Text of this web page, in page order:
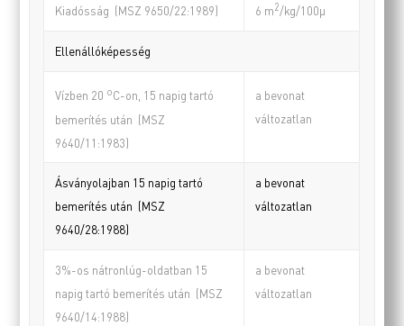
Kiadósság (MSZ 9650/22:1989) 6 m2/kg/100µ
Ellenállóképesség
Vízben 20 oC-on, 15 napig tartó
bemerítés után (MSZ
9640/11:1983)
a bevonat
változatlan
Ásványolajban 15 napig tartó
bemerítés után (MSZ
9640/28:1988)
a bevonat
változatlan
3%-os nátronlúg-oldatban 15
napig tartó bemerítés után (MSZ
9640/14:1988)
a bevonat
változatlan